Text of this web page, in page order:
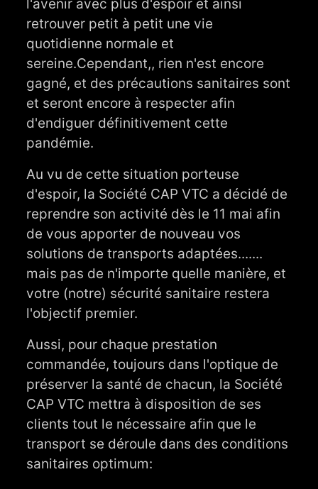
l'avenir avec plus d'espoir et ainsi
retrouver petit à petit une vie
quotidienne normale et
sereine.Cependant,, rien n'est encore
gagné, et des précautions sanitaires sont
et seront encore à respecter afin
d'endiguer définitivement cette
pandémie.
Au vu de cette situation porteuse
d'espoir, la Société CAP VTC a décidé de
reprendre son activité dès le 11 mai afin
de vous apporter de nouveau vos
solutions de transports adaptées.......
mais pas de n'importe quelle manière, et
votre (notre) sécurité sanitaire restera
l'objectif premier.
Aussi, pour chaque prestation
commandée, toujours dans l'optique de
préserver la santé de chacun, la Société
CAP VTC mettra à disposition de ses
clients tout le nécessaire afin que le
transport se déroule dans des conditions
sanitaires optimum: